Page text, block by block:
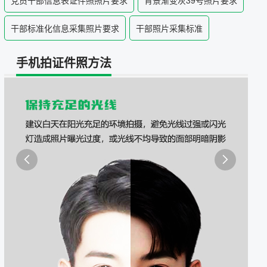
干部标准化信息采集照片要求 干部照片采集标准
手机拍证件照方法
 